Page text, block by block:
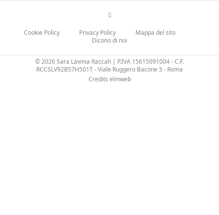
Cookie Policy Privacy Policy
Mappa del sito
Dicono di noi
© 2026 Sara Lavinia Raccah | P.IVA 15615091004 - C.F.
RCCSLV92B57H501T - Viale Ruggero Bacone 3 - Roma
Credits elmweb